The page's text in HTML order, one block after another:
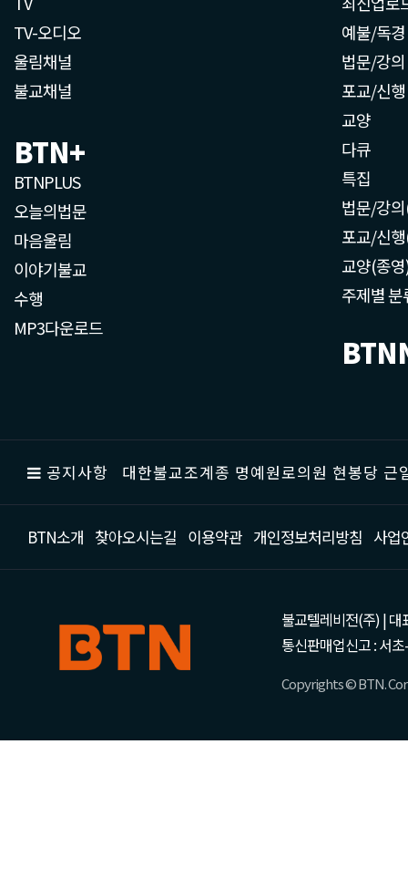
TV-오디오
울림채널
불교채널
BTN+
BTNPLUS
오늘의법문
마음울림
이야기불교
수행
MP3다운로드
예불/독경
법문/강의
포교/신행
교양
다큐
특집
법문/강
포교/신
교양(종
주제별 분
공지사항 대한불교조계종 명예원로의원 현봉당
BTN소개 찾아오시는길 이용약관 개인정보처리방침 사업
불교텔레비전(주) | 대
통신판매업신고 : 서
Copyrights © BTN.